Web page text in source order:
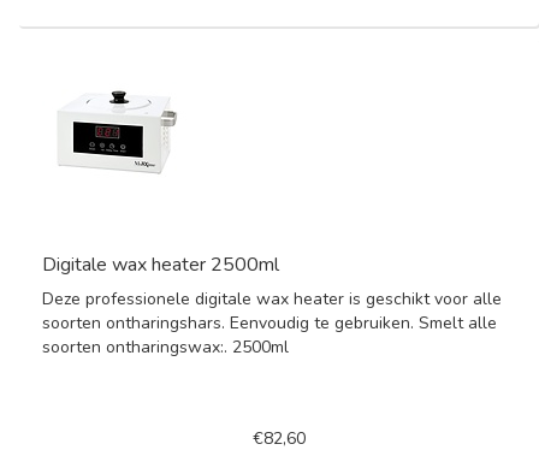
Digitale wax heater 2500ml
Deze professionele digitale wax heater is geschikt voor alle
soorten ontharingshars. Eenvoudig te gebruiken. Smelt alle
soorten ontharingswax:. 2500ml
€82,60